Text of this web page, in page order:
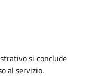
si conclude
al servizio.